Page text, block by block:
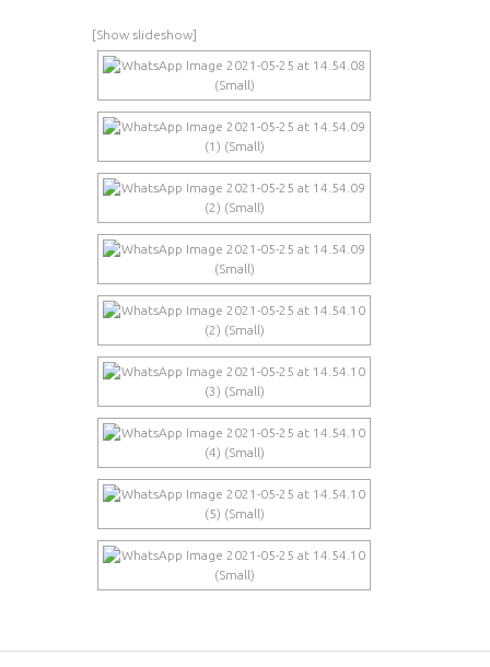
[Show slideshow]